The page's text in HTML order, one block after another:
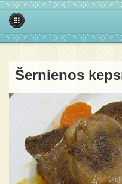
Šernienos